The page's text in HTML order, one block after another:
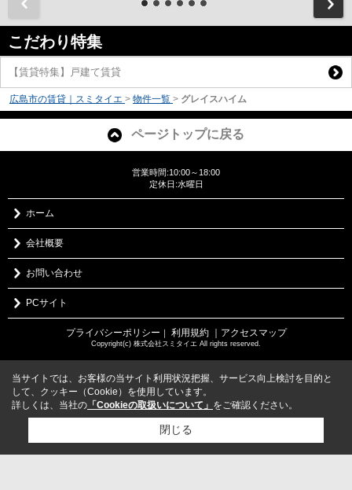
こだわり特集
【賃貸特集】戸建て賃貸
広島市の賃貸｜スミタイエ > 物件一覧 > グレイスハイム
ページトップに戻る
営業時間:10:00～18:00
定休日:水曜日
ホーム
会社概要
お問い合わせ
PCサイト
プライバシーポリシー 利用規約 ｜アクセスマップ
Copyright(c) 株式会社スミタイエ All rights reserved.
当サイトでは、お客様の当サイト利用状況把握、サービス向上検討を目的と
して、クッキー（Cookie）を使用しています。
詳しくは、当社の 「Cookieの取扱いについて」 をご確認ください。
閉じる